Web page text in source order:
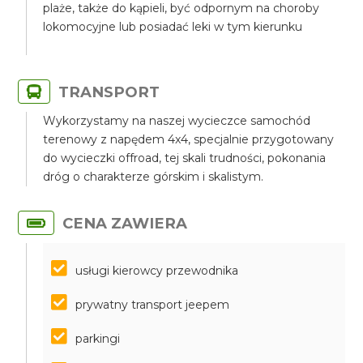
plaże, także do kąpieli, być odpornym na choroby
lokomocyjne lub posiadać leki w tym kierunku
TRANSPORT
Wykorzystamy na naszej wycieczce samochód
terenowy z napędem 4x4, specjalnie przygotowany
do wycieczki offroad, tej skali trudności, pokonania
dróg o charakterze górskim i skalistym.
CENA ZAWIERA
usługi kierowcy przewodnika
prywatny transport jeepem
parkingi